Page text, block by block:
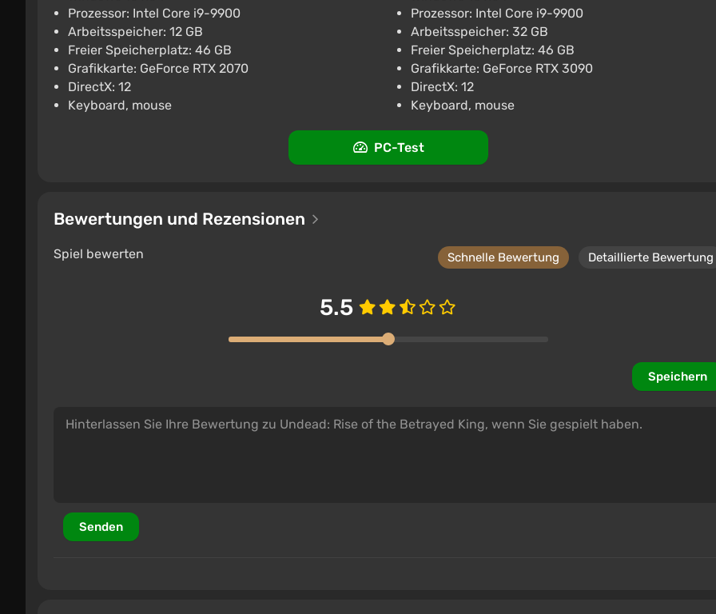
Prozessor: Intel Core i9-9900
Arbeitsspeicher: 12 GB
Freier Speicherplatz: 46 GB
Grafikkarte: GeForce RTX 2070
DirectX: 12
Keyboard, mouse
Prozessor: Intel Core i9-9900
Arbeitsspeicher: 32 GB
Freier Speicherplatz: 46 GB
Grafikkarte: GeForce RTX 3090
DirectX: 12
Keyboard, mouse
PC-Test
Bewertungen und Rezensionen
Spiel bewerten Schnelle Bewertung Detaillierte Bewertung
5.5
Speichern
Senden